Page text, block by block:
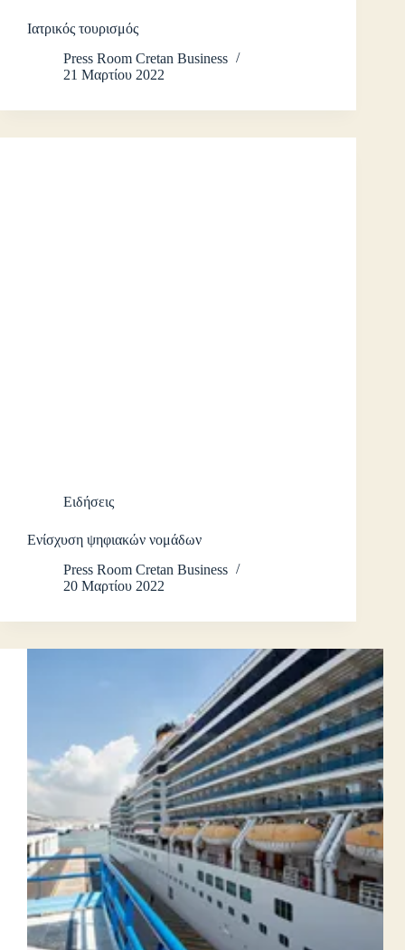
Ιατρικός τουρισμός
Press Room Cretan Business
21 Μαρτίου 2022
Ειδήσεις
Ενίσχυση ψηφιακών νομάδων
Press Room Cretan Business
20 Μαρτίου 2022